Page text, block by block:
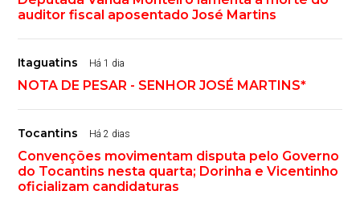
auditor fiscal aposentado José Martins
Itaguatins Há 1 dia
NOTA DE PESAR - SENHOR JOSÉ MARTINS*
Tocantins Há 2 dias
Convenções movimentam disputa pelo Governo
do Tocantins nesta quarta; Dorinha e Vicentinho
oficializam candidaturas